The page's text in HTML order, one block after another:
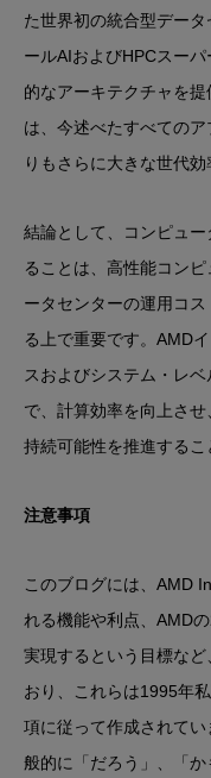
た世界初の統合型デー
ールAIおよびHPCスー
的なアーキテクチャを
は、今述べたすべての
りもさらに大きな世代
結論として、コンピュ
ることは、高性能コン
ータセンターの運用コ
る上で重要です。AMD
スおよびシステム・レ
で、計算効率を向上さ
持続可能性を推進するこ
注意事項
このブログには、AMD
れる機能や利点、AMD
実現するという目標な
おり、これらは1995年
項に従って作成されて
般的に「だろう」、「